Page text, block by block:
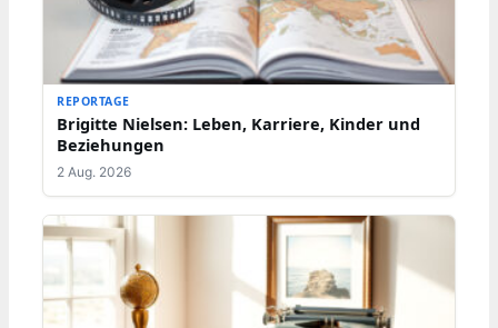
REPORTAGE
Brigitte Nielsen: Leben, Karriere, Kinder und
Beziehungen
2 Aug. 2026